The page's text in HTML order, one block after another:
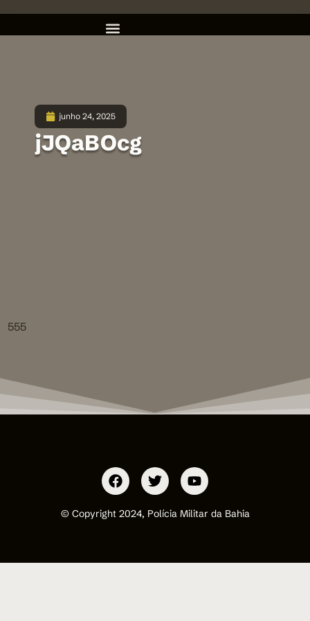
junho 24, 2025
jJQaBOcg
555
© Copyright 2024, Polícia Militar da Bahia